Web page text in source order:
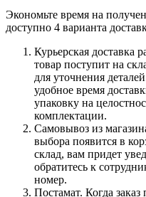
Экономьте время на
доступно 4 варианта
Курьерская доставка
товар поступит на
для уточнения
удобное время
упаковку на
комплектации.
Самовывоз из
выбора появится в
склад, вам придет
обратитесь к
номер.
Постамат. Когда